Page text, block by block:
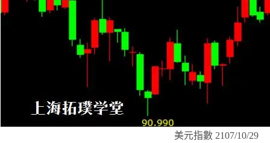
美元指數 2107/10/29